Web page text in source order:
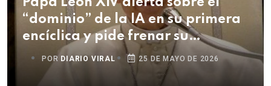
“dominio” de la IA en su primera
encíclica y pide frenar su
deshumanización
POR DIARIO VIRAL 25 DE MAYO DE 2026